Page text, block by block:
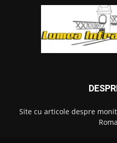
Site cu articole despre